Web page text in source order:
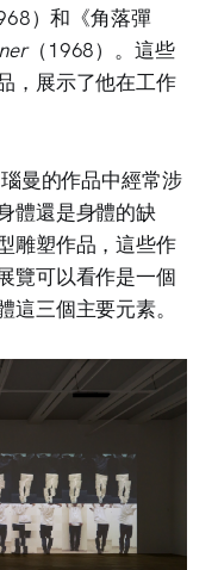
）和《角落彈
（1968）。這些
，展示了他在工作
曼的作品中經常涉
體還是身體的缺
雕塑作品，這些作
覽可以看作是一個
三個主要元素。